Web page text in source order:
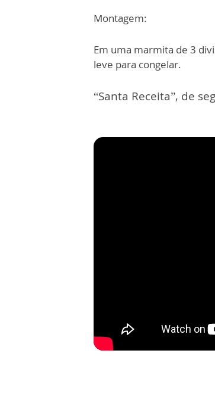
Montagem:
Em uma marmita de 3
leve para congelar.
“Santa Receita”, de